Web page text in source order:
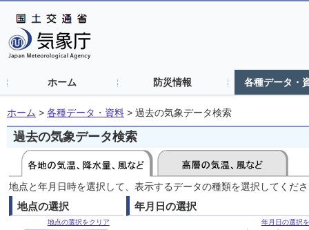
ホーム 防災情報 各種データ・
ホーム > 各種データ・資料 > 過去の気象データ検索
過去の気象データ検索
地点と年月日時を選択して、表示するデータの種類を選択してくだ
地点の選択
地点の選択をクリア
年月日の選択
年月日の選択